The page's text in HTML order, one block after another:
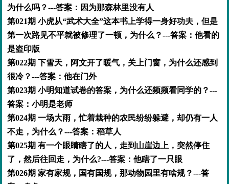
为什么吗？---答案：因为那森林里没有人
第021期 小虎从“武术大全”这本书上学得一身好功夫，但是
第一次路见不平就被修理了一顿，为什么？---答案：他看的
是盗印版
第022期 下雪天，阿文开了暖气，关上门窗，为什么还感到
很冷？---答案：他在门外
第023期 小明知道试卷的答案，为什么还频频看同学的？---
答案：小明是老师
第024期 一场大雨，忙着栽种的农民纷纷躲避，却仍有一人
不走，为什么？---答案：稻草人
第025期 有一个眼睛瞎了的人，走到山崖边上，突然停住
了，然后往回走，为什么?---答案：他瞎了一只眼
第026期 家有家规，国有国规，那动物园里有啥规？---答